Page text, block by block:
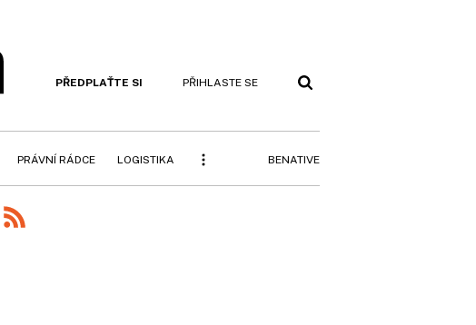
PŘEDPLAŤTE SI PŘIHLASTE SE
PRÁVNÍ RÁDCE LOGISTIKA BENATIVE